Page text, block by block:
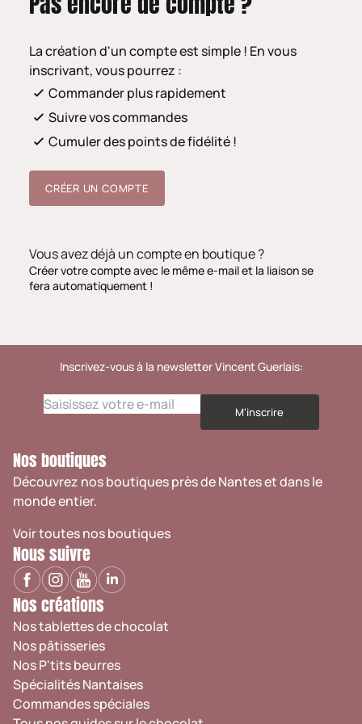
La création d'un compte est simple ! En vous
inscrivant, vous pourrez :
Commander plus rapidement
Suivre vos commandes
Cumuler des points de fidélité !
CRÉER UN COMPTE
Vous avez déjà un compte en boutique ?
Créer votre compte avec le même e-mail et la liaison se
fera automatiquement !
Inscrivez-vous à la newsletter Vincent Guerlais:
M'inscrire
Nos boutiques
Découvrez nos boutiques près de Nantes et dans le
monde entier.
Voir toutes nos boutiques
Nous suivre
Nos créations
Nos tablettes de chocolat
Nos pâtisseries
Nos P'tits beurres
Spécialités Nantaises
Commandes spéciales